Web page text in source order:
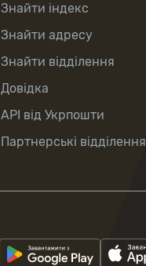
Знайти індекс
Знайти адресу
Знайти відділення
Довідка
API від Укрпошти
Партнерські відділення